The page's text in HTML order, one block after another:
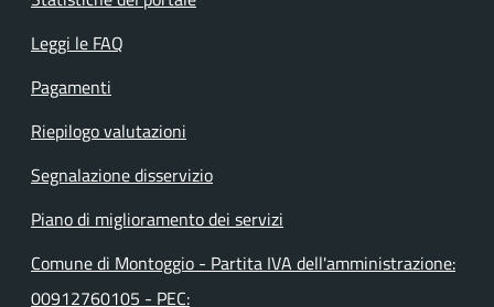
Leggi le FAQ
Pagamenti
Riepilogo valutazioni
Segnalazione disservizio
Piano di miglioramento dei servizi
Comune di Montoggio - Partita IVA dell'amministrazione:
00912760105 - PEC: